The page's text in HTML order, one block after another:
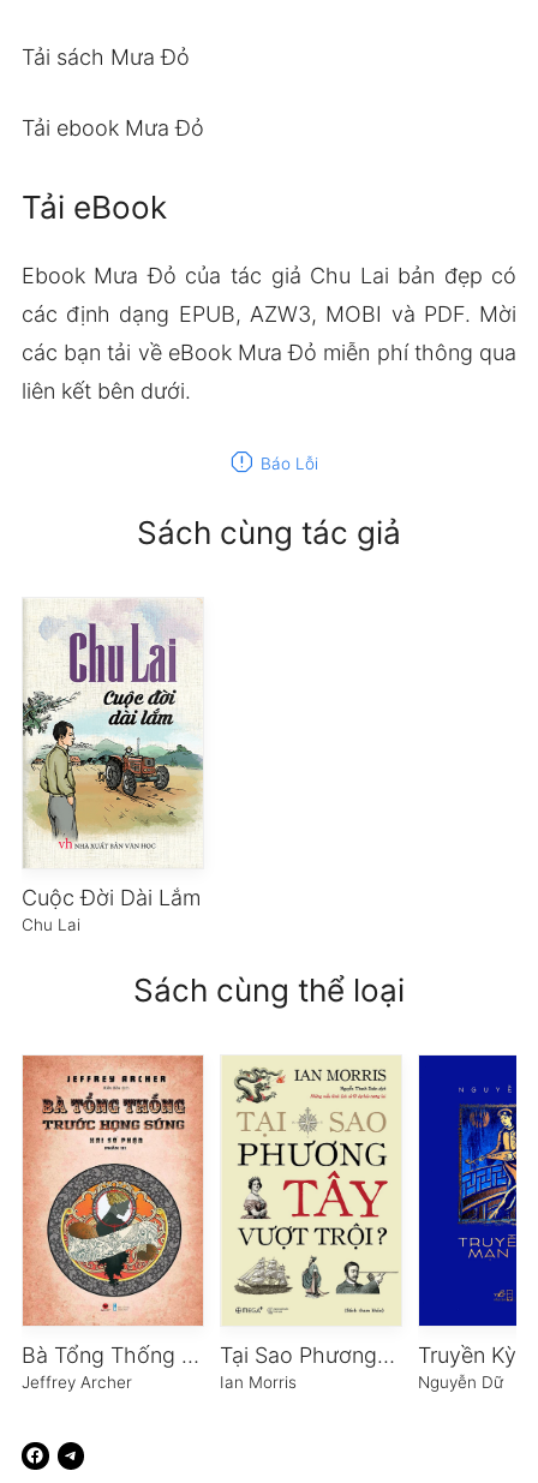
Tải sách Mưa Đỏ
Tải ebook Mưa Đỏ
Tải eBook
Ebook Mưa Đỏ của tác giả Chu Lai bản đẹp có
các định dạng EPUB, AZW3, MOBI và PDF. Mời
các bạn tải về eBook Mưa Đỏ miễn phí thông qua
liên kết bên dưới.
report Báo Lỗi
Sách cùng tác giả
Cuộc Đời Dài Lắm
Chu Lai
Sách cùng thể loại
Bà Tổng Thống Trước Họng Súng
Jeffrey Archer
Tại Sao Phương Tây Vượt Trội?
Ian Morris Nguyễn Dữ